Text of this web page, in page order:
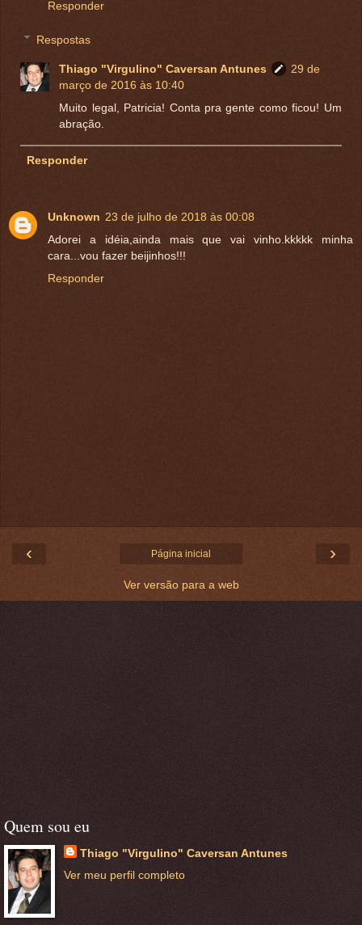
Responder
Respostas
Thiago "Virgulino" Caversan Antunes
29 de
março de 2016 às 10:40
Muito legal, Patricia! Conta pra gente como ficou! Um
abração.
Responder
Unknown 23 de julho de 2018 às 00:08
Adorei a idéia,ainda mais que vai vinho.kkkkk minha
cara...vou fazer beijinhos!!!
Responder
‹ ›
Página inicial
Ver versão para a web
Quem sou eu
Thiago "Virgulino" Caversan Antunes
Ver meu perfil completo